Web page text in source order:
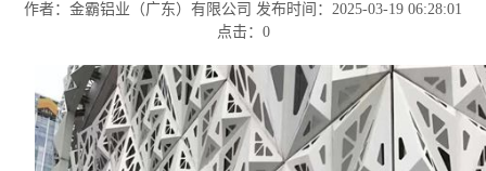
作者：金霸铝业（广东）有限公司 发布时间：2025-03-19 06:28:01
点击： 0